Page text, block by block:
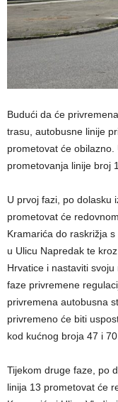
​Budući da će
trasu, autobusne linije
prometovat će
prometovanja linije broj
​U prvoj fazi, po dolasku
prometovat će
Kramarića do raskrižja
u Ulicu Napredak te
Hrvatice i nastaviti
faze privremene
privremena autobusna
privremeno će biti
kod kućnog broja 47 i 70.
Tijekom druge faze, po
linija 13 prometovat će